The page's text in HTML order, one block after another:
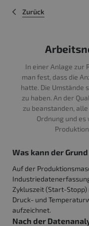
Zurück
In einer Anlage zur
man fest, dass die
hatte. Die Umstände
zu haben. An der
zu beanstanden,
Ordnung und
Was kann der
Auf der
Zykluszeit (Start-
Druck- und
aufzeichnet.
Nach der